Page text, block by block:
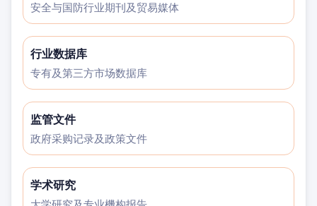
安全与国防行业期刊及贸易媒体
行业数据库
专有及第三方市场数据库
监管文件
政府采购记录及政策文件
学术研究